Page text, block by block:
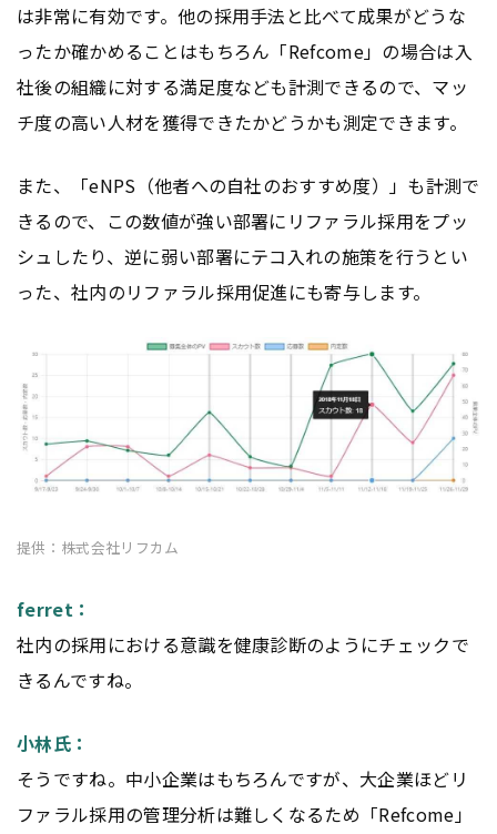
は非常に有効です。他の採用手法と比べて成果がどうな
ったか確かめることはもちろん「Refcome」の場合は入
社後の組織に対する満足度なども計測できるので、マッ
チ度の高い人材を獲得できたかどうかも測定できます。
また、「eNPS（他者への自社のおすすめ度）」も計測で
きるので、この数値が強い部署にリファラル採用をプッ
シュしたり、逆に弱い部署にテコ入れの施策を行うとい
った、社内のリファラル採用促進にも寄与します。
提供：株式会社リフカム
ferret：
社内の採用における意識を健康診断のようにチェックで
きるんですね。
小林氏：
そうですね。中小企業はもちろんですが、大企業ほどリ
ファラル採用の管理分析は難しくなるため「Refcome」